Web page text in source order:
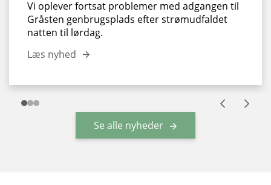
Vi oplever fortsat problemer med adgangen til
Gråsten genbrugsplads efter strømudfaldet
natten til lørdag.
Læs nyhed
Se alle nyheder